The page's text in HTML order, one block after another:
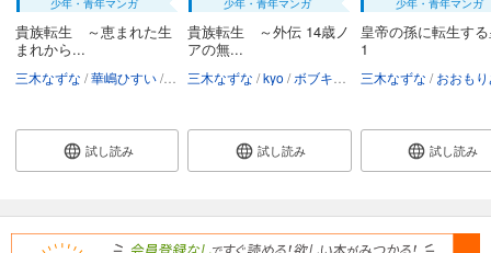
少年・青年マンガ
貴族転生 ～恵まれた生
まれから...
三木なずな 華嶋ひすい 栗元健太郎
試し読み
少年・青年マンガ
貴族転生 ～外伝 14歳ノ
アの無...
三木なずな kyo ボブキャ 栗元健太郎
試し読み
少年・青年マンガ
皇帝の孫に転生す
1
三木なずな おおも
試し読み